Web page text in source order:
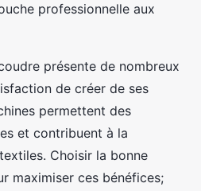
professionnelle aux
présente de nombreux
de créer de ses
permettent des
et contribuent à la
Choisir la bonne
maximiser ces bénéfices;